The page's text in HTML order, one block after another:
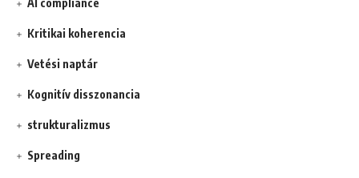
AI compliance
Kritikai koherencia
Vetési naptár
Kognitív disszonancia
strukturalizmus
Spreading